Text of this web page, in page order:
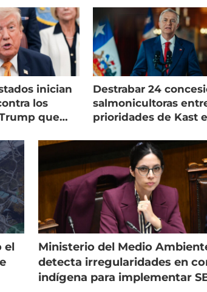
inician
los
que
Destrabar 24
salmonicultoras
prioridades de Kast
el
Ministerio del Medio
detecta irregularidades en
indígena para implementar